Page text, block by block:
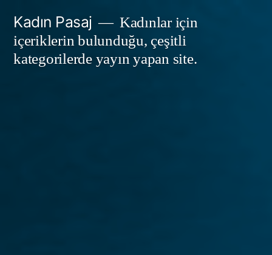
geç
Kadın Pasaj
Kadınlar için
içeriklerin bulunduğu, çeşitli
kategorilerde yayın yapan site.